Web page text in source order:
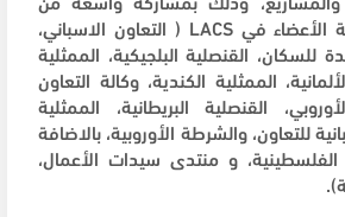
ممثلي الدول المانحة الأعضاء في LACS ( التعاون الاسباني،
للسكان، القنصلية البلجيكية، الممثلية
الممثلية الكندية، وكالة التعاون
القنصلية البريطانية، الممثلية
للتعاون، والشرطة الأوروبية، بالاضافة
الفلسطينية، و منتدى سيدات الأعمال،